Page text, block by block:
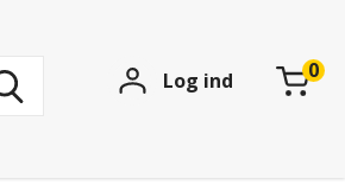
Log ind